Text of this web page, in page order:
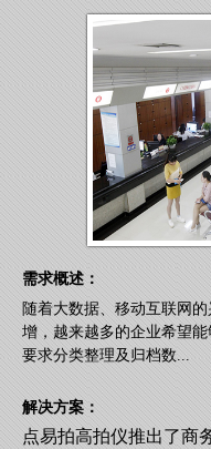
需求概述：
随着大数据、移动互联网
增，越来越多的企业希望
要求分类整理及归档数...
解决方案：
点易拍高拍仪推出了商